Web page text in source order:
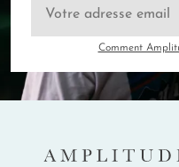
Comment
AMPLITUDES